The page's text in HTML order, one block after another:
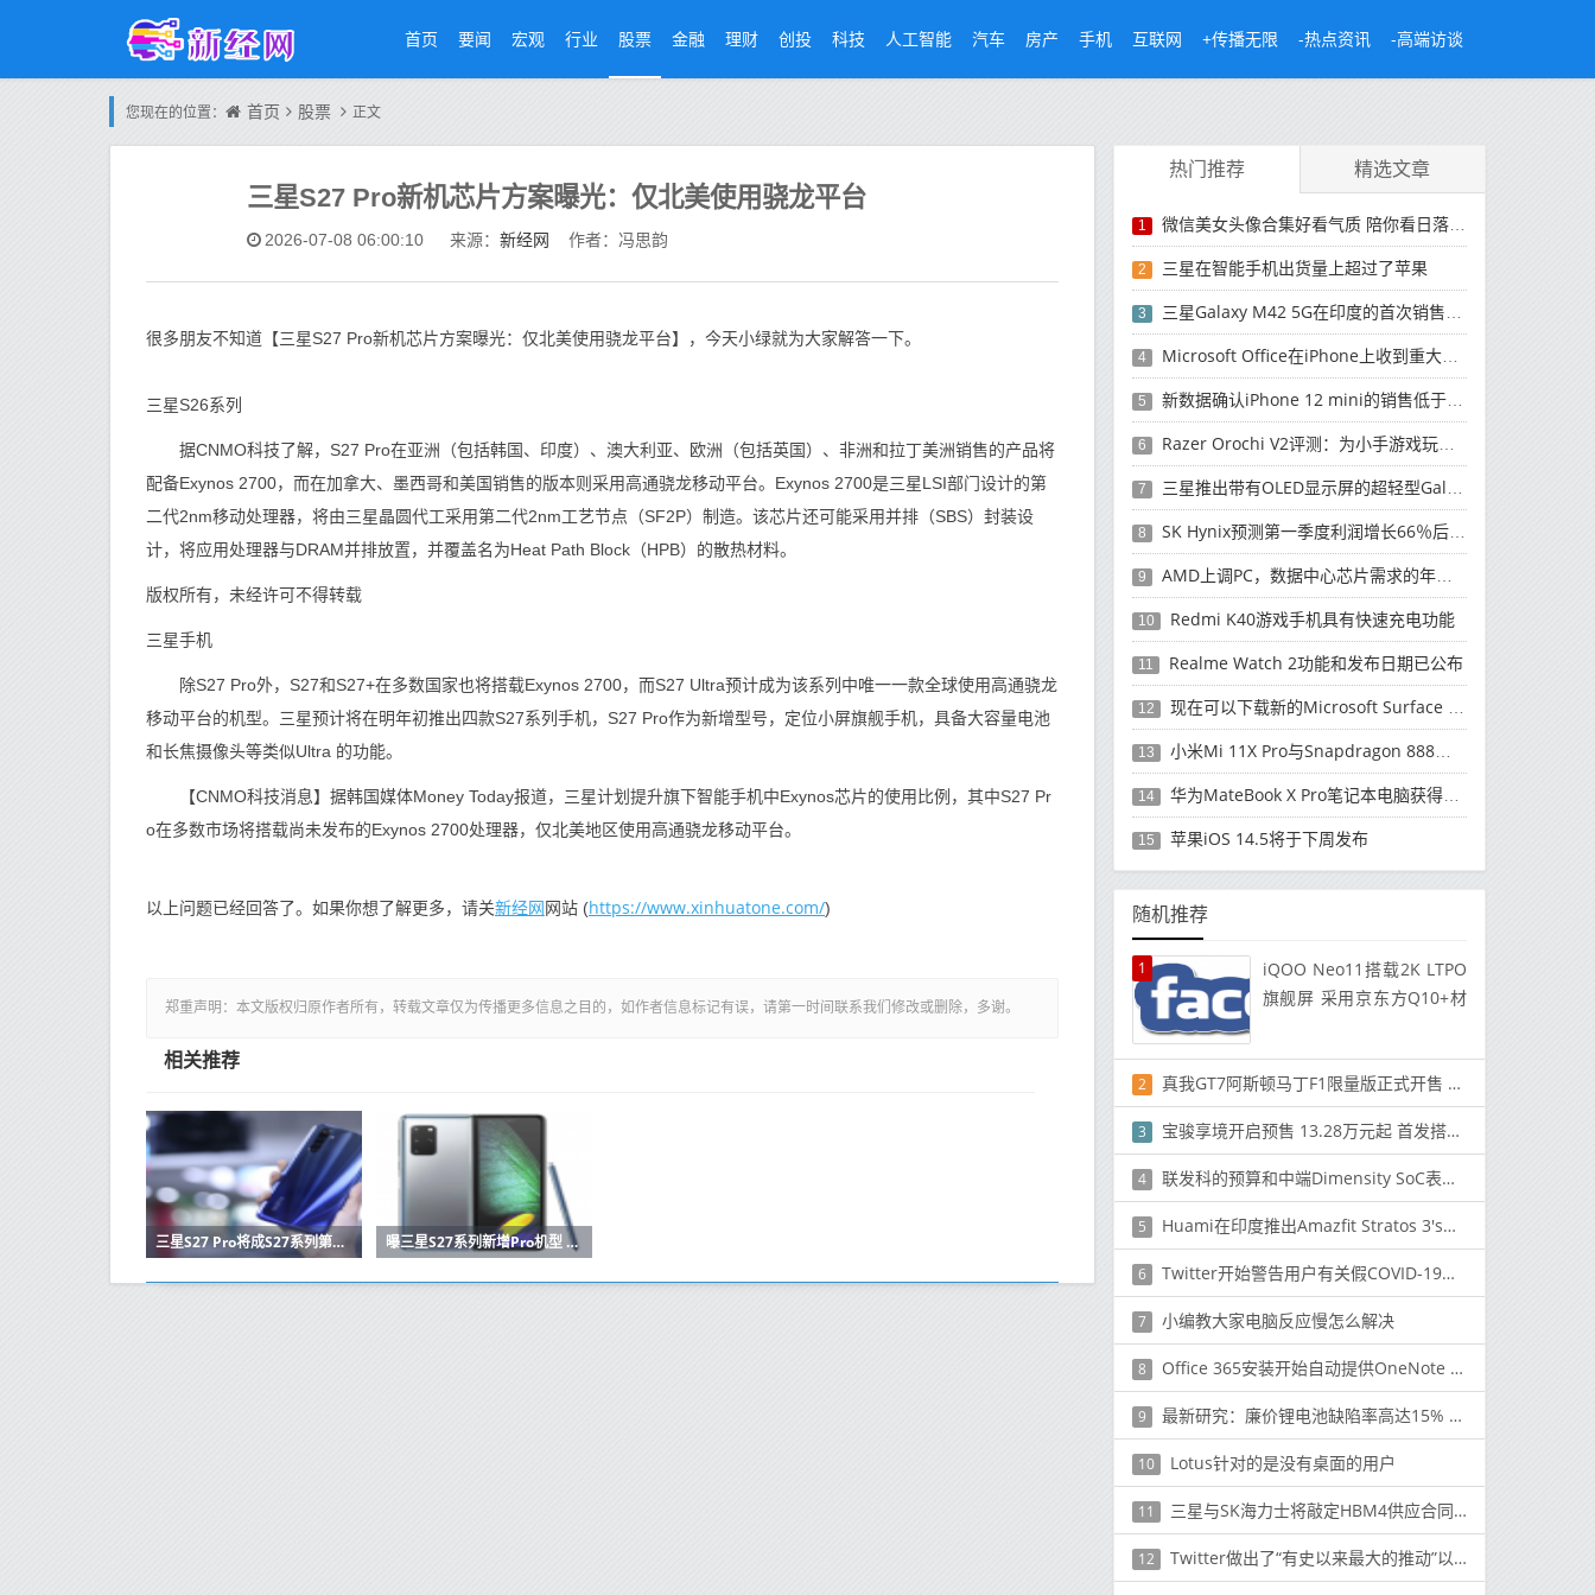
首页 要闻 宏观 行业 股票 金融 理财 创投 科技 人工智能 汽车 房产 手机 互联网 +传播无限 -热点资讯 -高端访谈
您现在的位置： 首页 股票 正文
三星S27 Pro新机芯片方案曝光：仅北美使用骁龙平台
2026-07-08 06:00:10 来源： 新经网 作者：冯思韵
很多朋友不知道【三星S27 Pro新机芯片方案曝光：仅北美使用骁龙平台】，今天小绿就为大家解答一下。
三星S26系列
据CNMO科技了解，S27 Pro在亚洲（包括韩国、印度）、澳大利亚、欧洲（包括英国）、非洲和拉丁美洲销售的产品将
配备Exynos 2700，而在加拿大、墨西哥和美国销售的版本则采用高通骁龙移动平台。Exynos 2700是三星LSI部门设计的第
二代2nm移动处理器，将由三星晶圆代工采用第二代2nm工艺节点（SF2P）制造。该芯片还可能采用并排（SBS）封装设
计，将应用处理器与DRAM并排放置，并覆盖名为Heat Path Block（HPB）的散热材料。
版权所有，未经许可不得转载
三星手机
除S27 Pro外，S27和S27+在多数国家也将搭载Exynos 2700，而S27 Ultra预计成为该系列中唯一一款全球使用高通骁龙
移动平台的机型。三星预计将在明年初推出四款S27系列手机，S27 Pro作为新增型号，定位小屏旗舰手机，具备大容量电池
和长焦摄像头等类似Ultra 的功能。
【CNMO科技消息】据韩国媒体Money Today报道，三星计划提升旗下智能手机中Exynos芯片的使用比例，其中S27 Pr
o在多数市场将搭载尚未发布的Exynos 2700处理器，仅北美地区使用高通骁龙移动平台。
以上问题已经回答了。如果你想了解更多，请关新经网网站 (https://www.xinhuatone.com/)
郑重声明：本文版权归原作者所有，转载文章仅为传播更多信息之目的，如作者信息标记有误，请第一时间联系我们修改或删除，多谢。
相关推荐
三星S27 Pro将成S27系列第四款旗舰 或配6.47英寸OLED屏 曝三星S27系列新增Pro机型 主打小尺寸旗舰影像
热门推荐 精选文章
1 微信美女头像合集好看气质 陪你看日落的人比日落更浪漫
2 三星在智能手机出货量上超过了苹果
3 三星Galaxy M42 5G在印度的首次销售将于今晚开始
4 Microsoft Office在iPhone上收到重大更新
5 新数据确认iPhone 12 mini的销售低于预期
6 Razer Orochi V2评测：为小手游戏玩家设计的鼠标
7 三星推出带有OLED显示屏的超轻型Galaxy Book Pro和Galaxy Book Pro 360笔记本电脑
8 SK Hynix预测第一季度利润增长66％后，对芯片的需求将增强
9 AMD上调PC，数据中心芯片需求的年度收入预测
10 Redmi K40游戏手机具有快速充电功能
11 Realme Watch 2功能和发布日期已公布
12 现在可以下载新的Microsoft Surface Duo更新
13 小米Mi 11X Pro与Snapdragon 888处理器一起发布
14 华为MateBook X Pro笔记本电脑获得全新升级
15 苹果iOS 14.5将于下周发布
随机推荐
1
iQOO Neo11搭载2K LTPO
旗舰屏 采用京东方Q10+材
2 真我GT7阿斯顿马丁F1限量版正式开售 售价4299元
3 宝骏享境开启预售 13.28万元起 首发搭载五菱灵眸智驾
4 联发科的预算和中端Dimensity SoC表现出色
5 Huami在印度推出Amazfit Stratos 3'smartwatch'
6 Twitter开始警告用户有关假COVID-19新闻
7 小编教大家电脑反应慢怎么解决
8 Office 365安装开始自动提供OneNote 2016
9 最新研究：廉价锂电池缺陷率高达15% 火灾风险激增
10 Lotus针对的是没有桌面的用户
11 三星与SK海力士将敲定HBM4供应合同 美光掉队了？
12 Twitter做出了“有史以来最大的推动”以鼓励美国选民登记